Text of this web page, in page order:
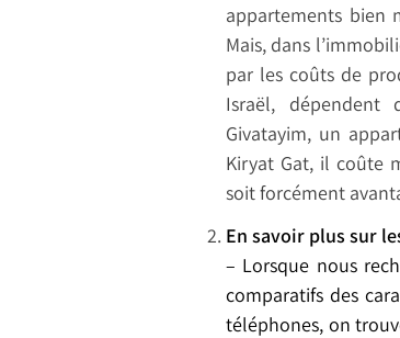
appartements bien
Mais, dans
par les coûts de
Israël, dépendent
Givatayim, un
Kiryat Gat, il coûte
soit forcément
En savoir plus sur
– Lorsque nous
comparatifs des
téléphones, on